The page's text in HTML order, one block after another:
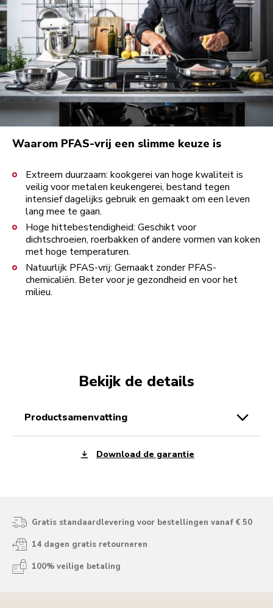
Waarom PFAS-vrij een slimme keuze is
Extreem duurzaam: kookgerei van hoge kwaliteit is
veilig voor metalen keukengerei, bestand tegen
intensief dagelijks gebruik en gemaakt om een leven
lang mee te gaan.
Hoge hittebestendigheid: Geschikt voor
dichtschroeien, roerbakken of andere vormen van koken
met hoge temperaturen.
Natuurlijk PFAS-vrij: Gemaakt zonder PFAS-
chemicaliën. Beter voor je gezondheid en voor het
milieu.
Bekijk de details
productsamenvatting
Download de garantie
Gratis standaardlevering voor bestellingen vanaf € 50
14 dagen gratis retourneren
100% veilige betaling